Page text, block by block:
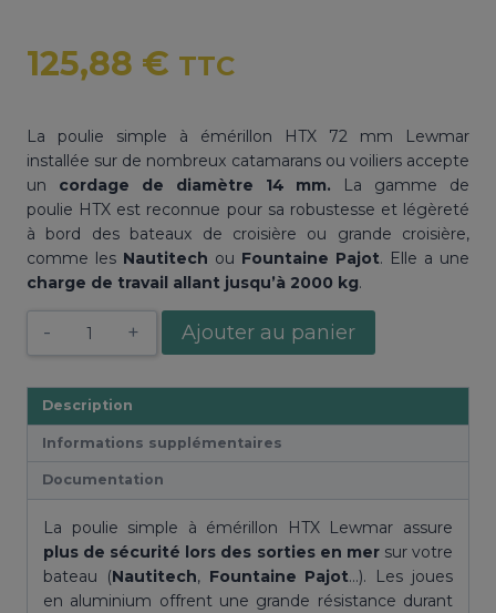
125,88 € TTC
La poulie simple à émérillon HTX 72 mm Lewmar
installée sur de nombreux catamarans ou voiliers accepte
un cordage de diamètre 14 mm. La gamme de
poulie HTX est reconnue pour sa robustesse et légèreté
à bord des bateaux de croisière ou grande croisière,
comme les Nautitech ou Fountaine Pajot. Elle a une
charge de travail allant jusqu’à 2000 kg.
quantité
simple
à
émérillon
mm
Lewmar
Ajouter au panier
Description
Informations supplémentaires
Documentation
La poulie simple à émérillon HTX Lewmar assure
plus de sécurité lors des sorties en mer sur votre
bateau (Nautitech, Fountaine Pajot…). Les joues
en aluminium offrent une grande résistance durant